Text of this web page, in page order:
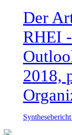
Der
RHEI
2018,